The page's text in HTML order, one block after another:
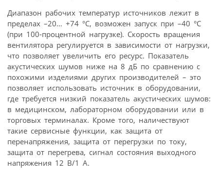
Диапазон рабочих температур источников лежит в
пределах –20… +74 °С, возможен запуск при –40 °С
(при 100-процентной нагрузке). Скорость вращения
вентилятора регулируется в зависимости от нагрузки,
что позволяет увеличить его ресурс. Показатель
акустических шумов ниже на 8 дБ по сравнению с
похожими изделиями других производителей – это
позволяет использовать источник в оборудовании,
где требуется низкий показатель акустических шумов:
в медицинском, лабораторном оборудовании или в
торговых терминалах. Кроме того, наличествуют
такие сервисные функции, как защита от
перенапряжения, защита от перегрузки по току,
защита от перегрева, сигнал состояния выходного
напряжения 12 В/1 А.